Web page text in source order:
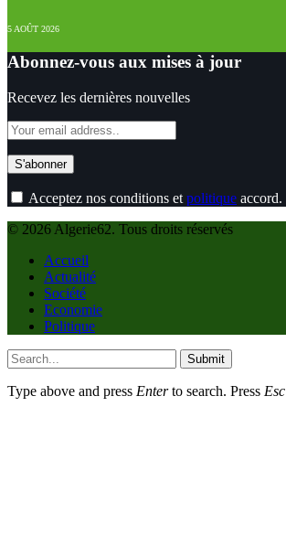
5 AOÛT 2026
Abonnez-vous aux mises à jour
Recevez les dernières nouvelles
Acceptez nos conditions et politique accord.
© 2026 Algerie62. Tous droits réservés
Accueil
Actualité
Société
Economie
Politique
Submit
Type above and press Enterto search. Press Esc